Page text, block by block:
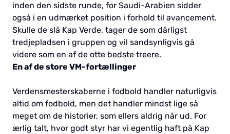
inden den sidste runde, for Saudi-Arabien sidder
også i en udmærket position i forhold til avancement.
Skulle de slå Kap Verde, tager de som dårligst
tredjepladsen i gruppen og vil sandsynligvis gå
videre som en af de otte bedste treere.
En af de store VM-fortællinger
Verdensmesterskaberne i fodbold handler naturligvis
altid om fodbold, men det handler mindst lige så
meget om de historier, som ellers aldrig når ud. For
ærlig talt, hvor godt styr har vi egentlig haft på Kap